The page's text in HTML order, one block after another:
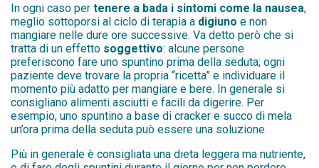
In ogni caso per tenere a bada i sintomi come la nausea,
meglio sottoporsi al ciclo di terapia a digiuno e non
mangiare nelle dure ore successive. Va detto però che si
tratta di un effetto soggettivo: alcune persone
preferiscono fare uno spuntino prima della seduta; ogni
paziente deve trovare la propria “ricetta” e individuare il
momento più adatto per mangiare e bere. In generale si
consigliano alimenti asciutti e facili da digerire. Per
esempio, uno spuntino a base di cracker e succo di mela
un’ora prima della seduta può essere una soluzione.
Più in generale è consigliata una dieta leggera ma nutriente,